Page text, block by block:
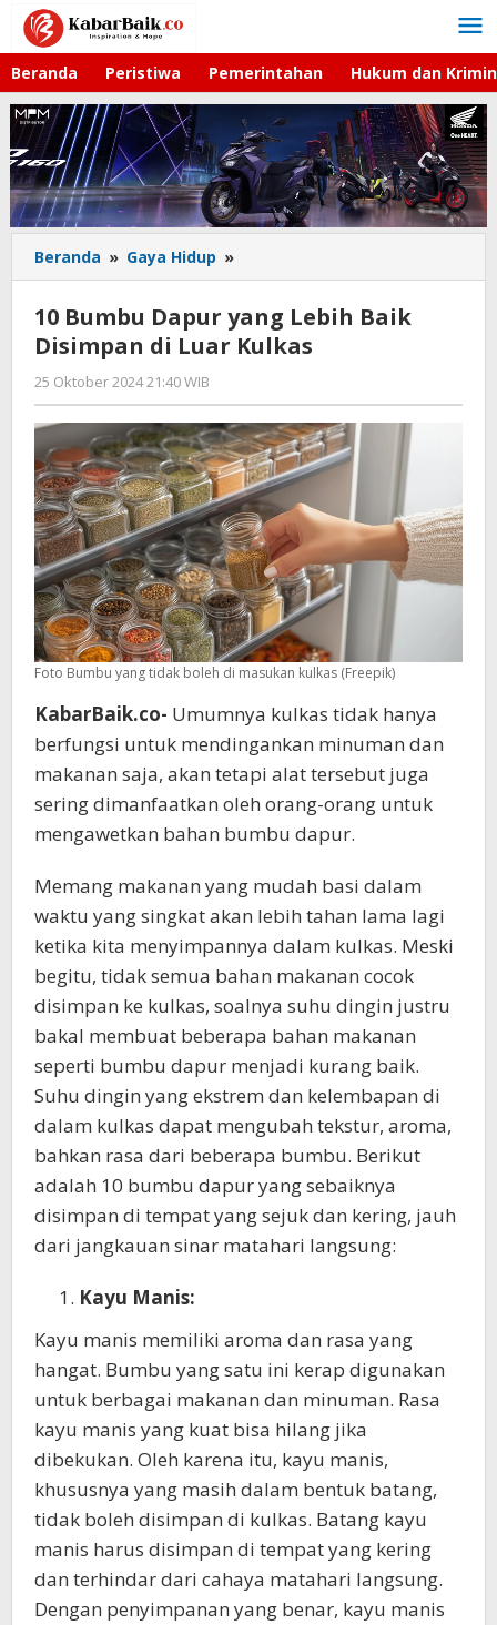
Lewati
konten
Beranda Peristiwa Pemerintahan Hukum dan
Beranda » Gaya Hidup »
Bumbu
yang
Lebih
di
Luar
Kulkas
10 Bumbu Dapur yang Lebih Baik
Disimpan di Luar Kulkas
25 Oktober 2024 21:40 WIB
Lilis
Dewi
Foto Bumbu yang tidak boleh di masukan kulkas (Freepik)
KabarBaik.co- Umumnya kulkas tidak hanya
berfungsi untuk mendingankan minuman dan
makanan saja, akan tetapi alat tersebut juga
sering dimanfaatkan oleh orang-orang untuk
mengawetkan bahan bumbu dapur.
Memang makanan yang mudah basi dalam
waktu yang singkat akan lebih tahan lama lagi
ketika kita menyimpannya dalam kulkas. Meski
begitu, tidak semua bahan makanan cocok
disimpan ke kulkas, soalnya suhu dingin justru
bakal membuat beberapa bahan makanan
seperti bumbu dapur menjadi kurang baik.
Suhu dingin yang ekstrem dan kelembapan di
dalam kulkas dapat mengubah tekstur, aroma,
bahkan rasa dari beberapa bumbu. Berikut
adalah 10 bumbu dapur yang sebaiknya
disimpan di tempat yang sejuk dan kering, jauh
dari jangkauan sinar matahari langsung:
Kayu Manis:
Kayu manis memiliki aroma dan rasa yang
hangat. Bumbu yang satu ini kerap digunakan
untuk berbagai makanan dan minuman. Rasa
kayu manis yang kuat bisa hilang jika
dibekukan. Oleh karena itu, kayu manis,
khususnya yang masih dalam bentuk batang,
tidak boleh disimpan di kulkas. Batang kayu
manis harus disimpan di tempat yang kering
dan terhindar dari cahaya matahari langsung.
Dengan penyimpanan yang benar, kayu manis